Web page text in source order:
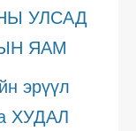
УЛСАД
ЯАМ
эрүүл
ХУДАЛ